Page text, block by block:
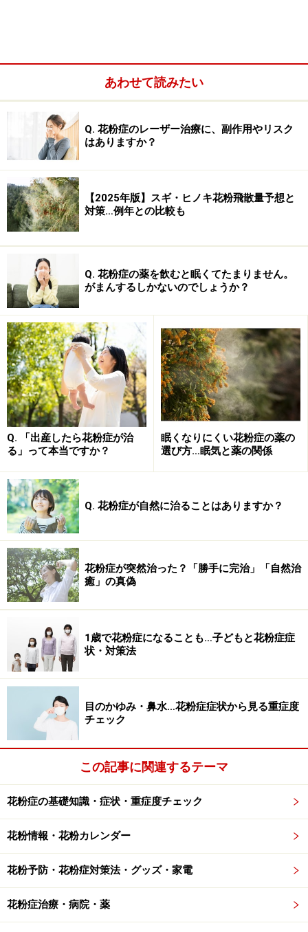
月に入って桜の開花する時期以降は、ものすごい量を占
めていたスギ花粉も、それに伴う総花粉数も徐々に減少
していきます。
しかし、この時期からヒノキの花粉数が増加してきま
す。この時期になると飛散予想と個人の症状が一致しな
い人が増えてきます。スギに対してではなく、ヒノキ花
粉へのアレルギーがある人に症状が起きるからです。
>>次ページでは、>>ヒノキ花粉症の対策について述べま
す。
※記事内容は執筆時点のものです。最新の内容をご確認くださ
い。
※当サイトにおける医師・医療従事者等による情報の提供は、診
断・治療行為ではありません。診断・治療を必要とする方は、適
切な医療機関での受診をおすすめいたします。記事内容は執筆者
個人の見解によるものであり、全ての方への有効性を保証するも
のではありません。当サイトで提供する情報に基づいて被ったい
かなる損害についても、当社、各ガイド、その他当社と契約した
情報提供者は一切の責任を負いかねます。
免責事項
あわせて読みたい
Q. 花粉症のレーザー治療に、副作用やリスク
はありますか？
【2025年版】スギ・ヒノキ花粉飛散量予想と
対策…例年との比較も
Q. 花粉症の薬を飲むと眠くてたまりません。
がまんするしかないのでしょうか？
Q. 「出産したら花粉症が治
る」って本当ですか？
眠くなりにくい花粉症の薬の
選び方…眠気と薬の関係
Q. 花粉症が自然に治ることはありますか？
花粉症が突然治った？「勝手に完治」「自然治
癒」の真偽
1歳で花粉症になることも…子どもと花粉症症
状・対策法
目のかゆみ・鼻水…花粉症症状から見る重症度
チェック
この記事に関連するテーマ
花粉症の基礎知識・症状・重症度チェック
花粉情報・花粉カレンダー
花粉予防・花粉症対策法・グッズ・家電
花粉症治療・病院・薬